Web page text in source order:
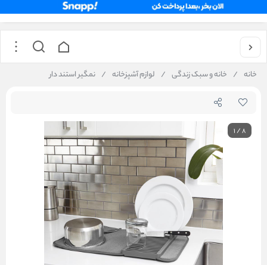
خانه / خانه و سبک زندگی / لوازم آشپزخانه / نمگیر استند دار
1/8